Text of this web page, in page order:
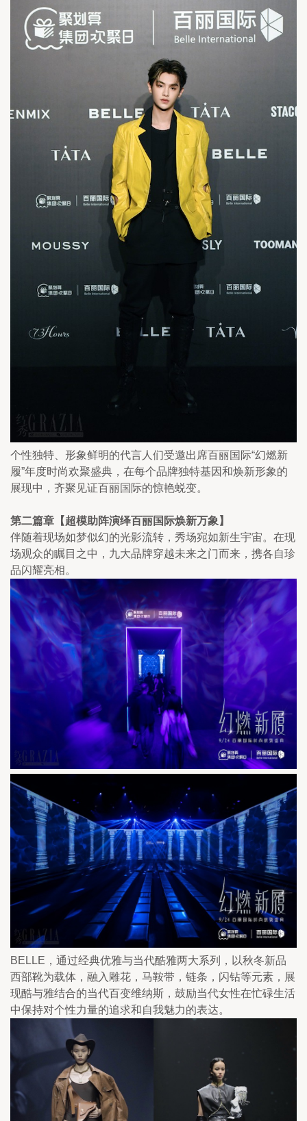
个性独特、形象鲜明的代言人们受邀出席百丽国际“幻燃新
履”年度时尚欢聚盛典，在每个品牌独特基因和焕新形象的
展现中，齐聚见证百丽国际的惊艳蜕变。
第二篇章【超模助阵演绎百丽国际焕新万象】
伴随着现场如梦似幻的光影流转，秀场宛如新生宇宙。在现
场观众的瞩目之中，九大品牌穿越未来之门而来，携各自珍
品闪耀亮相。
BELLE，通过经典优雅与当代酷雅两大系列，以秋冬新品
西部靴为载体，融入雕花，马鞍带，链条，闪钻等元素，展
现酷与雅结合的当代百变维纳斯，鼓励当代女性在忙碌生活
中保持对个性力量的追求和自我魅力的表达。